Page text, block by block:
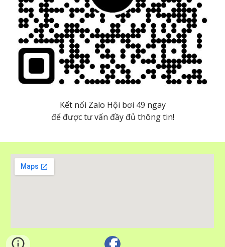
Kết nối Zalo Hội bơi 49 ngay
để được tư vấn đầy đủ thông tin!